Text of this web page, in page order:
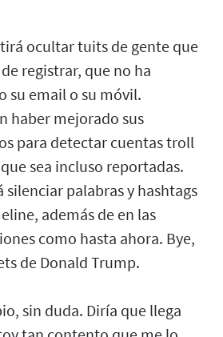
ocultar tuits de gente que
registrar, que no ha
su email o su móvil.
haber mejorado sus
para detectar cuentas troll
sea incluso reportadas.
silenciar palabras y hashtags
además de en las
como hasta ahora. Bye,
de Donald Trump.
sin duda. Diría que llega